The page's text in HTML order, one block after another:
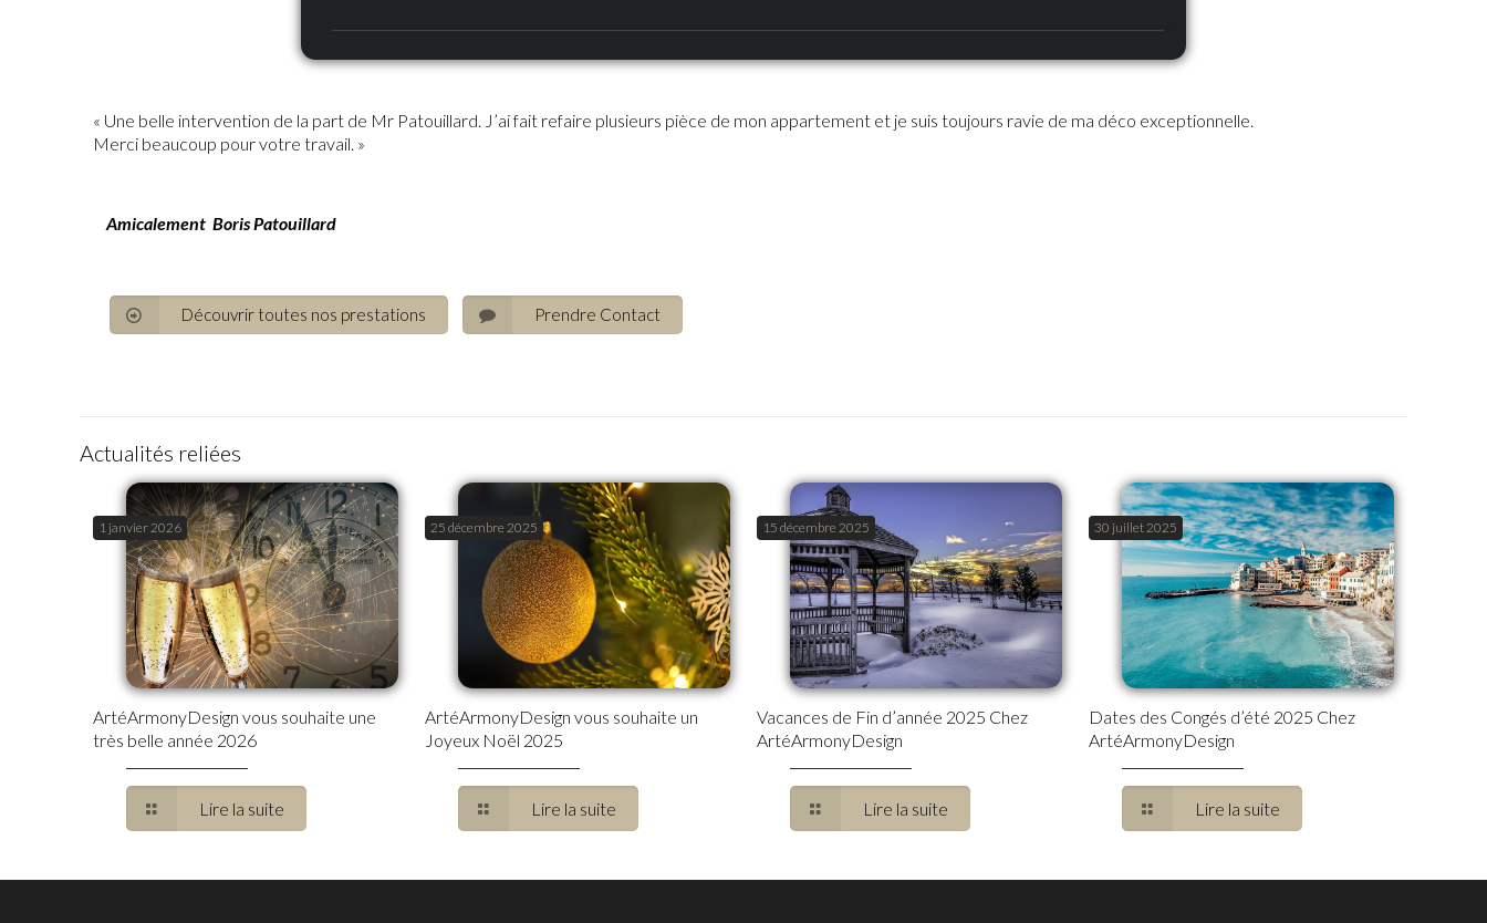
« Une belle intervention de la part de Mr Patouillard. J’ai fait refaire plusieurs pièce de mon appartement et je suis toujours ravie de ma déco exceptionnelle.
Merci beaucoup pour votre travail. »
Amicalement Boris Patouillard
Découvrir toutes nos prestations Prendre Contact
Actualités reliées
1 janvier 2026
ArtéArmonyDesign vous souhaite une
très belle année 2026
Lire la suite
25 décembre 2025
ArtéArmonyDesign vous souhaite un
Joyeux Noël 2025
Lire la suite
15 décembre 2025
Vacances de Fin d’année 2025 Chez
ArtéArmonyDesign
Lire la suite
30 juillet 2025
Dates des Congés d’été 2025 Chez
ArtéArmonyDesign
Lire la suite